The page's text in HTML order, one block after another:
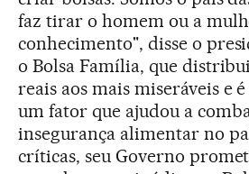
faz tirar o homem ou a
conhecimento", disse o
o Bolsa Família, que
reais aos mais miseráveis e
um fator que ajudou a
insegurança alimentar no
críticas, seu Governo